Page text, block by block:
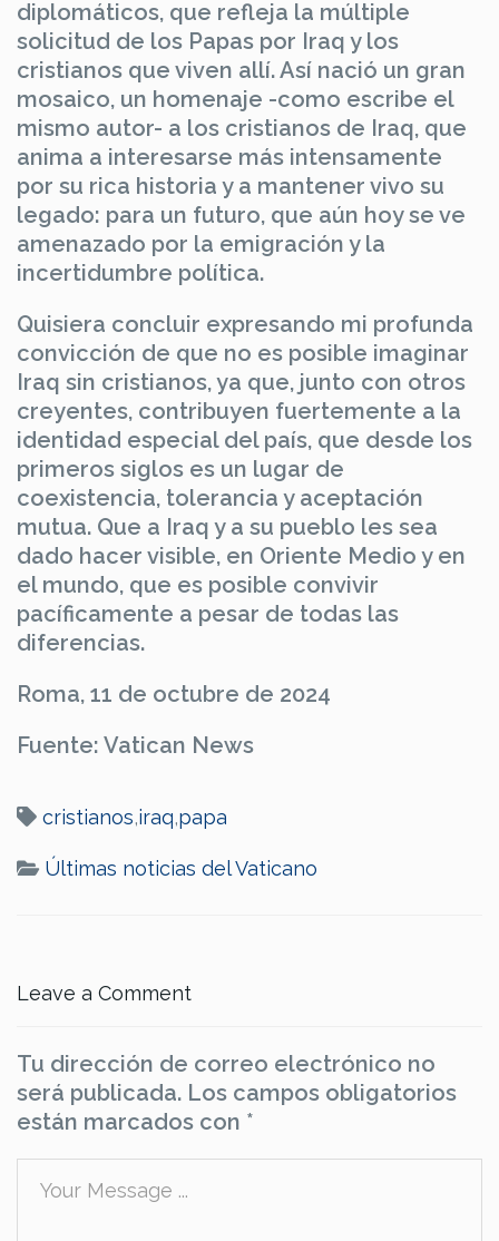
diplomáticos, que refleja la múltiple
solicitud de los Papas por Iraq y los
cristianos que viven allí. Así nació un gran
mosaico, un homenaje -como escribe el
mismo autor- a los cristianos de Iraq, que
anima a interesarse más intensamente
por su rica historia y a mantener vivo su
legado: para un futuro, que aún hoy se ve
amenazado por la emigración y la
incertidumbre política.
Quisiera concluir expresando mi profunda
convicción de que no es posible imaginar
Iraq sin cristianos, ya que, junto con otros
creyentes, contribuyen fuertemente a la
identidad especial del país, que desde los
primeros siglos es un lugar de
coexistencia, tolerancia y aceptación
mutua. Que a Iraq y a su pueblo les sea
dado hacer visible, en Oriente Medio y en
el mundo, que es posible convivir
pacíficamente a pesar de todas las
diferencias.
Roma, 11 de octubre de 2024
Fuente: Vatican News
cristianos,iraq,papa
Últimas noticias del Vaticano
Leave a Comment
Tu dirección de correo electrónico no
será publicada. Los campos obligatorios
están marcados con *